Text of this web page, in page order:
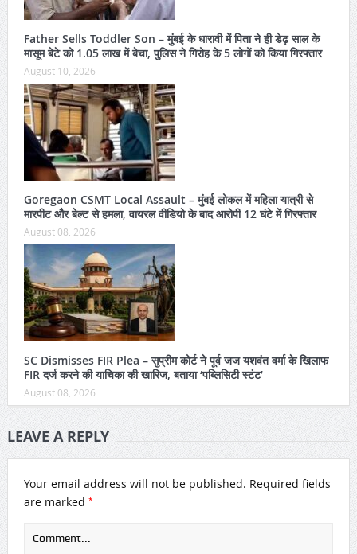
Father Sells Toddler Son – मुंबई के धारावी में पिता ने ही डेढ़ साल के
मासूम बेटे को 1.05 लाख में बेचा, पुलिस ने गिरोह के 5 लोगों को किया गिरफ्तार
August 10, 2026
Goregaon CSMT Local Assault – मुंबई लोकल में महिला यात्री से
मारपीट और बेल्ट से हमला, वायरल वीडियो के बाद आरोपी 12 घंटे में गिरफ्तार
August 08, 2026
SC Dismisses FIR Plea – सुप्रीम कोर्ट ने पूर्व जज यशवंत वर्मा के खिलाफ
FIR दर्ज करने की याचिका की खारिज, बताया ‘पब्लिसिटी स्टंट’
August 08, 2026
LEAVE A REPLY
Your email address will not be published. Required fields
are marked *